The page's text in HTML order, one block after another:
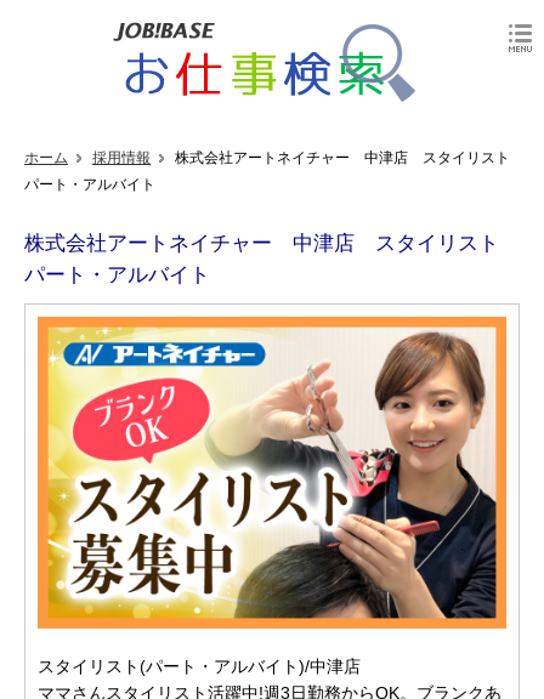
ホーム 採用情報
株式会社アートネイチャー 中津店 スタイリスト
パート・アルバイト
株式会社アートネイチャー 中津店 スタイリスト
パート・アルバイト
スタイリスト(パート・アルバイト)/中津店
ママさんスタイリスト活躍中!週3日勤務からOK。ブランクあ